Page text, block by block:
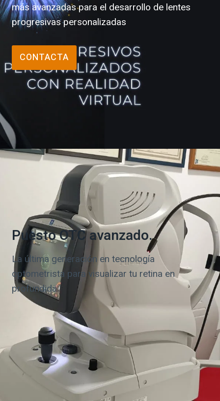
más avanzadas para el desarrollo de lentes
progresivas personalizadas
CONTACTA
Puesto OTC avanzado.
La última generación en tecnología
optometrista para visualizar tu retina en
profundida.